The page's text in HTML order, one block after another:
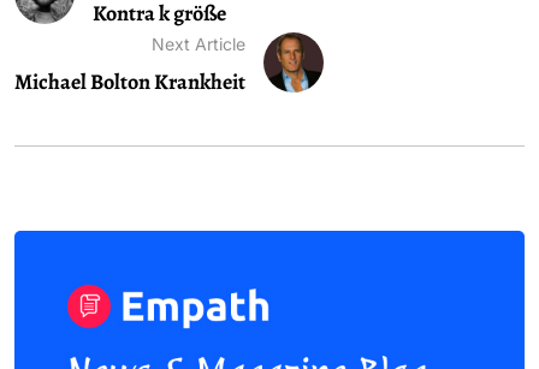
Kontra k größe
Next Article
Michael Bolton Krankheit